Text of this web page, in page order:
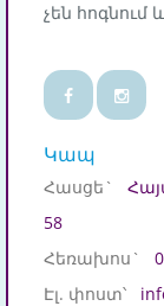
չեն հոգնում
Կապ
Հասցե`
58
Հեռախոս`
Էլ. փոստ՝